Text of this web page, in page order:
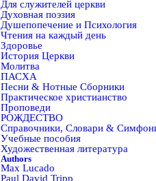
Для служителей церкви
Духовная поэзия
Душепопечение и Психология
Чтения на каждый день
Здоровье
История Церкви
Молитва
ПАСХА
Песни & Нотные Сборники
Практическое христианство
Проповеди
РОЖДЕСТВО
Справочники, Словари &
Учебные пособия
Художественная литература
Authors
Max Lucado
Paul David Tripp